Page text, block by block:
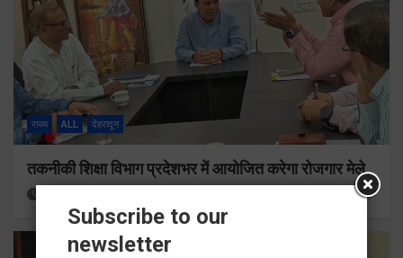
राज्य ALL देहरादून
तकनीकी शिक्षा विभाग प्रदेशभर में आयोजित करेगा रोजगार मेले
Subscribe to our
newsletter